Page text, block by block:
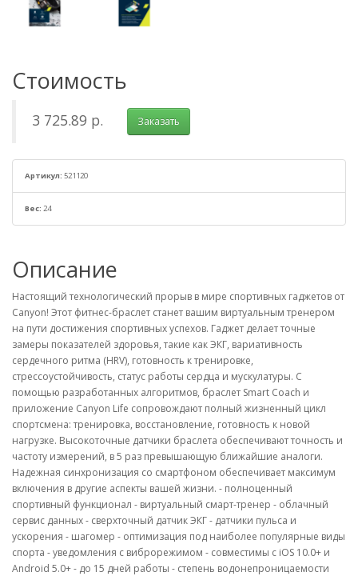
Стоимость
3 725.89 р. Заказать
Артикул: 521120
Вес: 24
Описание
Настоящий технологический прорыв в мире спортивных гаджетов от
Canyon! Этот фитнес-браслет станет вашим виртуальным тренером
на пути достижения спортивных успехов. Гаджет делает точные
замеры показателей здоровья, такие как ЭКГ, вариативность
сердечного ритма (HRV), готовность к тренировке,
стрессоустойчивость, статус работы сердца и мускулатуры. С
помощью разработанных алгоритмов, браслет Smart Coach и
приложение Canyon Life сопровождают полный жизненный цикл
спортсмена: тренировка, восстановление, готовность к новой
нагрузке. Высокоточные датчики браслета обеспечивают точность и
частоту измерений, в 5 раз превышающую ближайшие аналоги.
Надежная синхронизация со смартфоном обеспечивает максимум
включения в другие аспекты вашей жизни. - полноценный
спортивный функционал - виртуальный смарт-тренер - облачный
сервис данных - сверхточный датчик ЭКГ - датчики пульса и
ускорения - шагомер - оптимизация под наиболее популярные виды
спорта - уведомления с виброрежимом - совместимы с iOS 10.0+ и
Android 5.0+ - до 15 дней работы - степень водонепроницаемости